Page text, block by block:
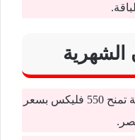
الشهرية
باقة Vodafone Flex 20 الشهرية تمنح 550 فليكس بسعر